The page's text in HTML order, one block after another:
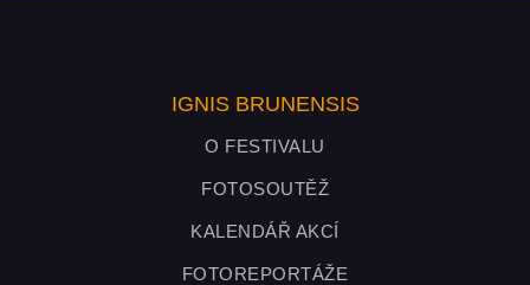
IGNIS BRUNENSIS
O FESTIVALU
FOTOSOUTĚŽ
KALENDÁŘ AKCÍ
FOTOREPORTÁŽE